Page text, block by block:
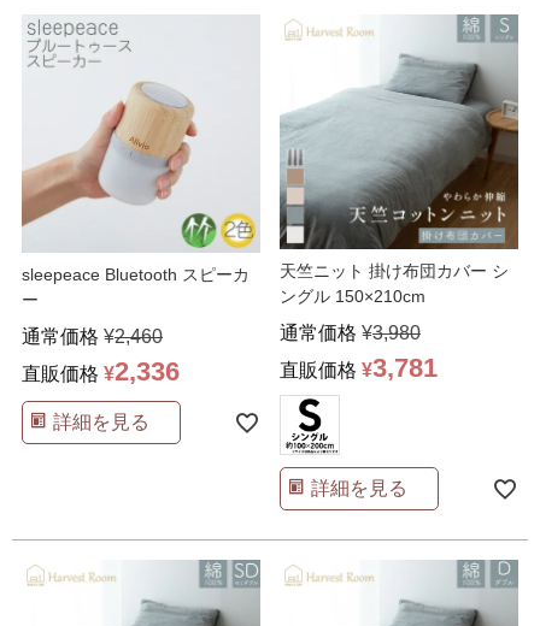
sleepeace Bluetooth スピーカ
ー
通常価格 ¥2,460
直販価格 ¥2,336
詳細を見る
天竺ニット 掛け布団カバー シ
ングル 150×210cm
通常価格 ¥3,980
直販価格 ¥3,781
詳細を見る